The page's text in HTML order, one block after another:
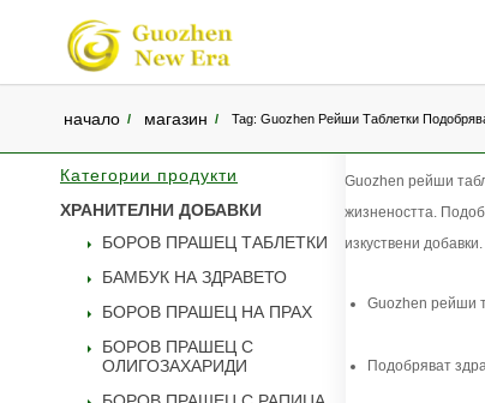
начало / магазин / Tag: Guozhen Рейши Таблетки
Guozhen рейши
жизнеността.
изкуствени добавки.
Guozhen рейши
Подобряват
Категории продукти
ХРАНИТЕЛНИ ДОБАВКИ
БОРОВ ПРАШЕЦ ТАБЛЕТКИ
БАМБУК НА ЗДРАВЕТО
БОРОВ ПРАШЕЦ НА ПРАХ
БОРОВ ПРАШЕЦ С
ОЛИГОЗАХАРИДИ